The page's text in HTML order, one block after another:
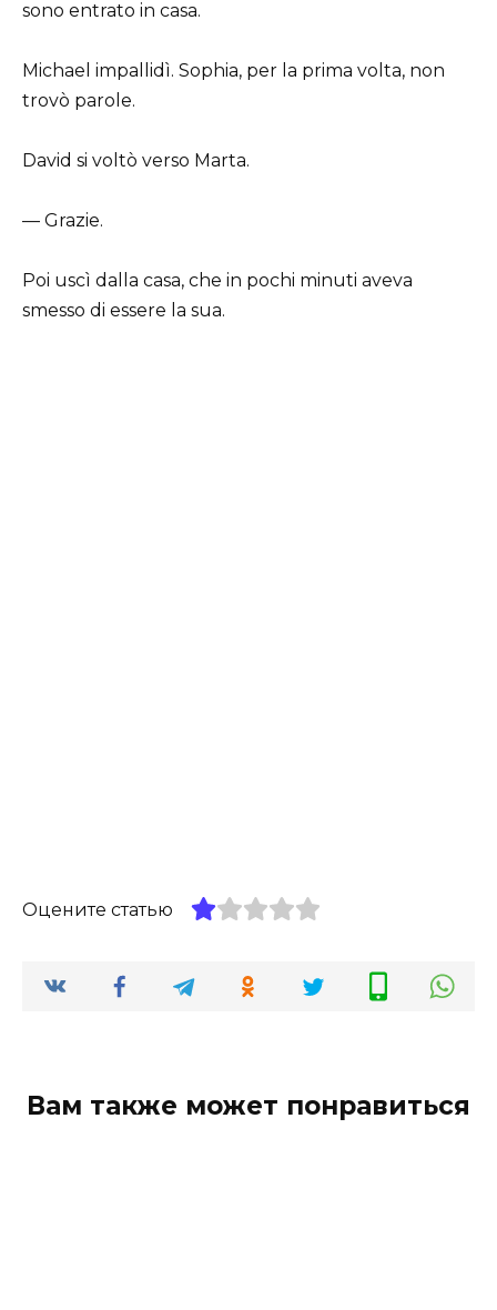
sono entrato in casa.
Michael impallidì. Sophia, per la prima volta, non
trovò parole.
David si voltò verso Marta.
— Grazie.
Poi uscì dalla casa, che in pochi minuti aveva
smesso di essere la sua.
Оцените статью
Вам также может понравиться